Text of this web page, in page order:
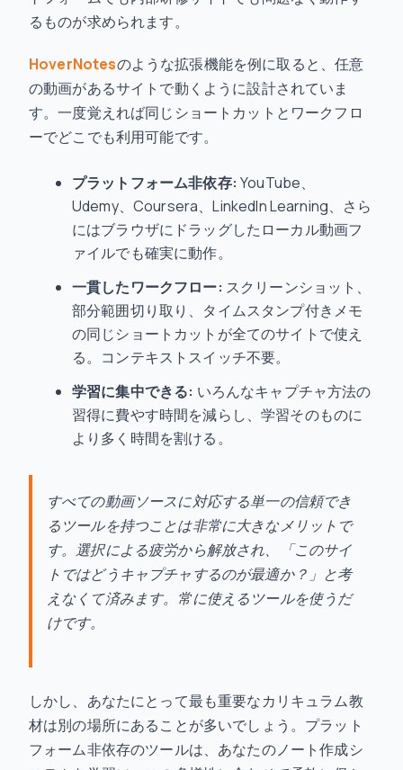
るものが求められます。
HoverNotesのような拡張機能を例に取ると、任意
の動画があるサイトで動くように設計されていま
す。一度覚えれば同じショートカットとワークフロ
ーでどこでも利用可能です。
プラットフォーム非依存: YouTube、
Udemy、Coursera、LinkedIn Learning、さら
にはブラウザにドラッグしたローカル動画フ
ァイルでも確実に動作。
一貫したワークフロー: スクリーンショット、
部分範囲切り取り、タイムスタンプ付きメモ
の同じショートカットが全てのサイトで使え
る。コンテキストスイッチ不要。
学習に集中できる: いろんなキャプチャ方法の
習得に費やす時間を減らし、学習そのものに
より多く時間を割ける。
すべての動画ソースに対応する単一の信頼でき
るツールを持つことは非常に大きなメリットで
す。選択による疲労から解放され、「このサイ
トではどうキャプチャするのが最適か？」と考
えなくて済みます。常に使えるツールを使うだ
けです。
しかし、あなたにとって最も重要なカリキュラム教
材は別の場所にあることが多いでしょう。プラット
フォーム非依存のツールは、あなたのノート作成シ